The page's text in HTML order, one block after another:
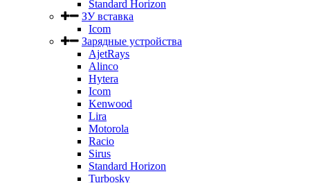
Standard Horizon
ЗУ вставка
Icom
Зарядные устройства
AjetRays
Alinco
Hytera
Icom
Kenwood
Lira
Motorola
Racio
Sirus
Standard Horizon
Turbosky